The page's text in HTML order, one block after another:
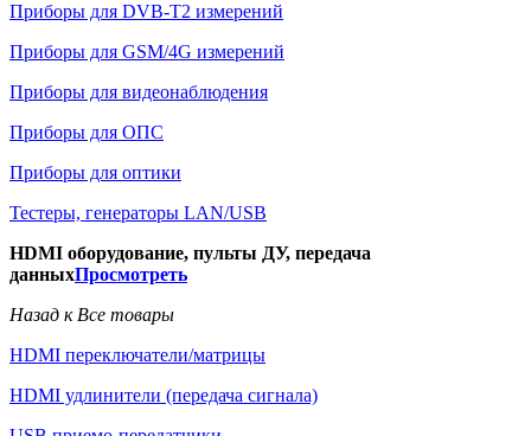
Приборы для DVB-T2 измерений
Приборы для GSM/4G измерений
Приборы для видеонаблюдения
Приборы для ОПС
Приборы для оптики
Тестеры, генераторы LAN/USB
HDMI оборудование, пульты ДУ, передача
данныхПросмотреть
Назад к Все товары
HDMI переключатели/матрицы
HDMI удлинители (передача сигнала)